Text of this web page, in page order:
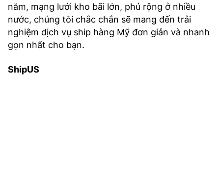
năm, mạng lưới kho bãi lớn, phủ rộng ở nhiều
nước, chúng tôi chắc chắn sẽ mang đến trải
nghiệm dịch vụ ship hàng Mỹ đơn giản và nhanh
gọn nhất cho bạn.
ShipUS